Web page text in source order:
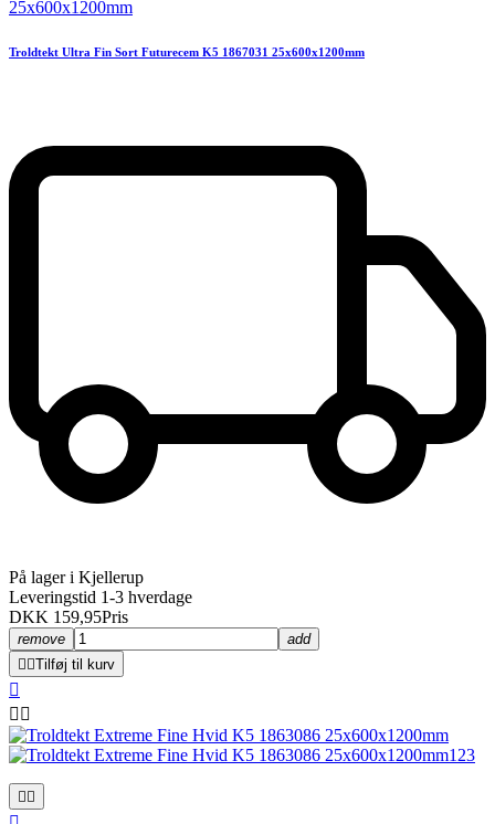
Troldtekt Ultra Fin Sort Futurecem K5 1867031 25x600x1200mm
På lager i Kjellerup
Leveringstid 1-3 hverdage
DKK 159,95Pris
remove
add
 Tilføj til kurv

 
 